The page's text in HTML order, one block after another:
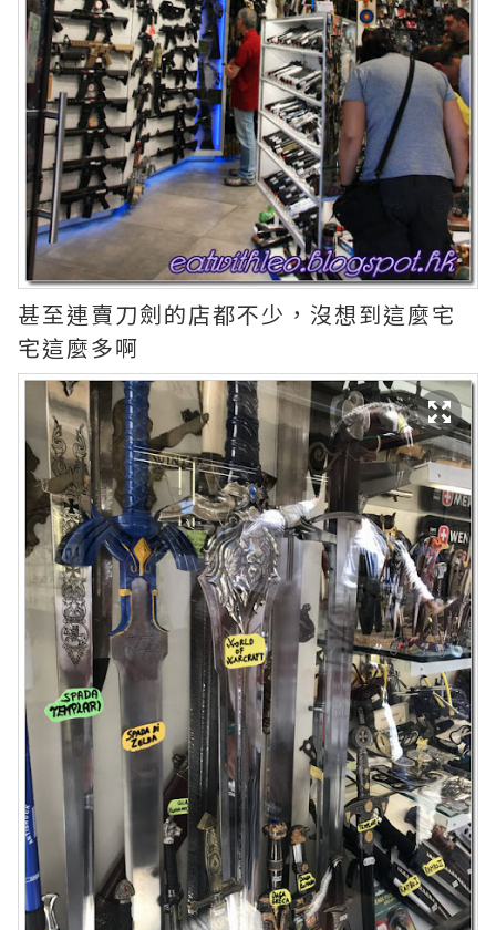
甚至連賣刀劍的店都不少，沒想到這麼宅
宅這麼多啊